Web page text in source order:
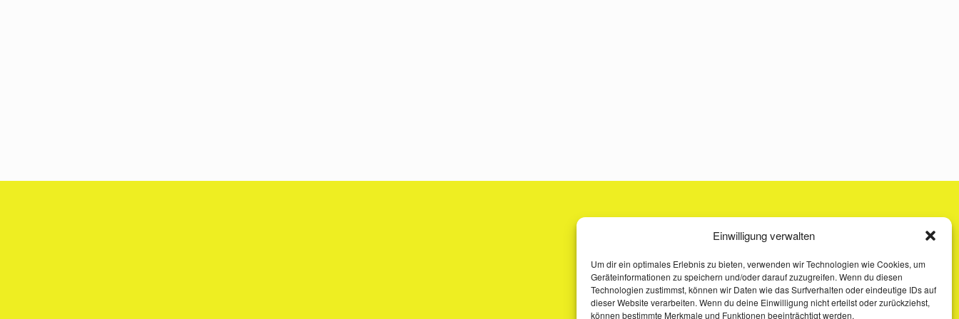
Einwilligung verwalten
Um dir ein optimales Erlebnis zu bieten, verwenden wir Technologien wie Cookies, um
Geräteinformationen zu speichern und/oder darauf zuzugreifen. Wenn du diesen
Technologien zustimmst, können wir Daten wie das Surfverhalten oder eindeutige IDs auf
dieser Website verarbeiten. Wenn du deine Einwilligung nicht erteilst oder zurückziehst,
können bestimmte Merkmale und Funktionen beeinträchtigt werden.